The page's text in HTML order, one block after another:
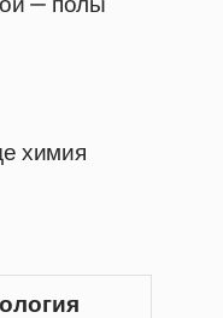
химия